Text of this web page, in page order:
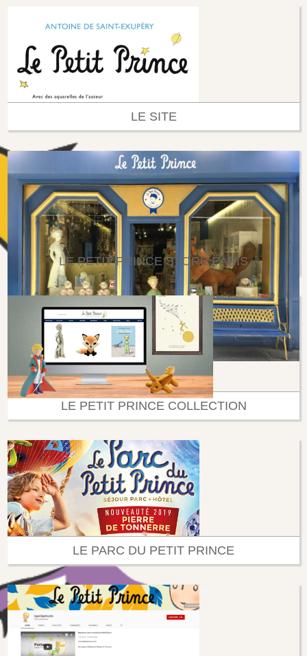
LE SITE
LE PETIT PRINCE STORE PARIS
LE PETIT PRINCE COLLECTION
LE PARC DU PETIT PRINCE